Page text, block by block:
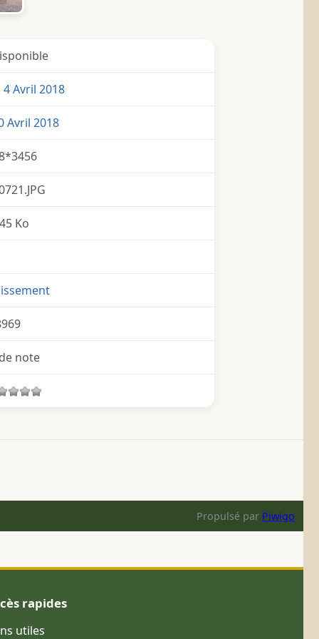
Avril 2018
Avril 2018
Ko
note
Propulsé par Piwigo
rapides
utiles